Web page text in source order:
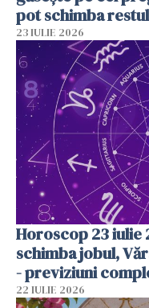
pot schimba
23 IULIE 2026
Horoscop 23 iulie
schimba jobul,
- previziuni
22 IULIE 2026